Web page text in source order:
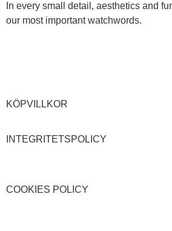
In every small detail, aesthetics and
our most important watchwords.
KÖPVILLKOR
INTEGRITETSPOLICY
COOKIES POLICY